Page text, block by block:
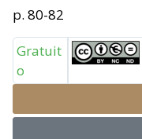
p. 80-82
Gratuit
o